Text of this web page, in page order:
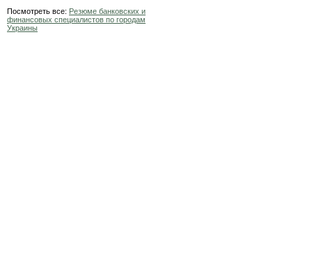
Посмотреть все: Резюме банковских и
финансовых специалистов по городам
Украины